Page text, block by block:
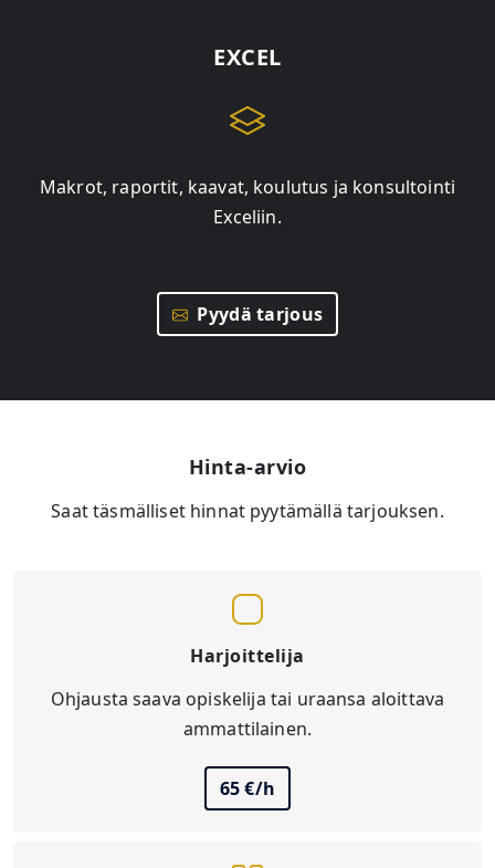
EXCEL
Makrot, raportit, kaavat, koulutus ja konsultointi
Exceliin.
Pyydä tarjous
Hinta-arvio
Saat täsmälliset hinnat pyytämällä tarjouksen.
Harjoittelija
Ohjausta saava opiskelija tai uraansa aloittava
ammattilainen.
65 €/h